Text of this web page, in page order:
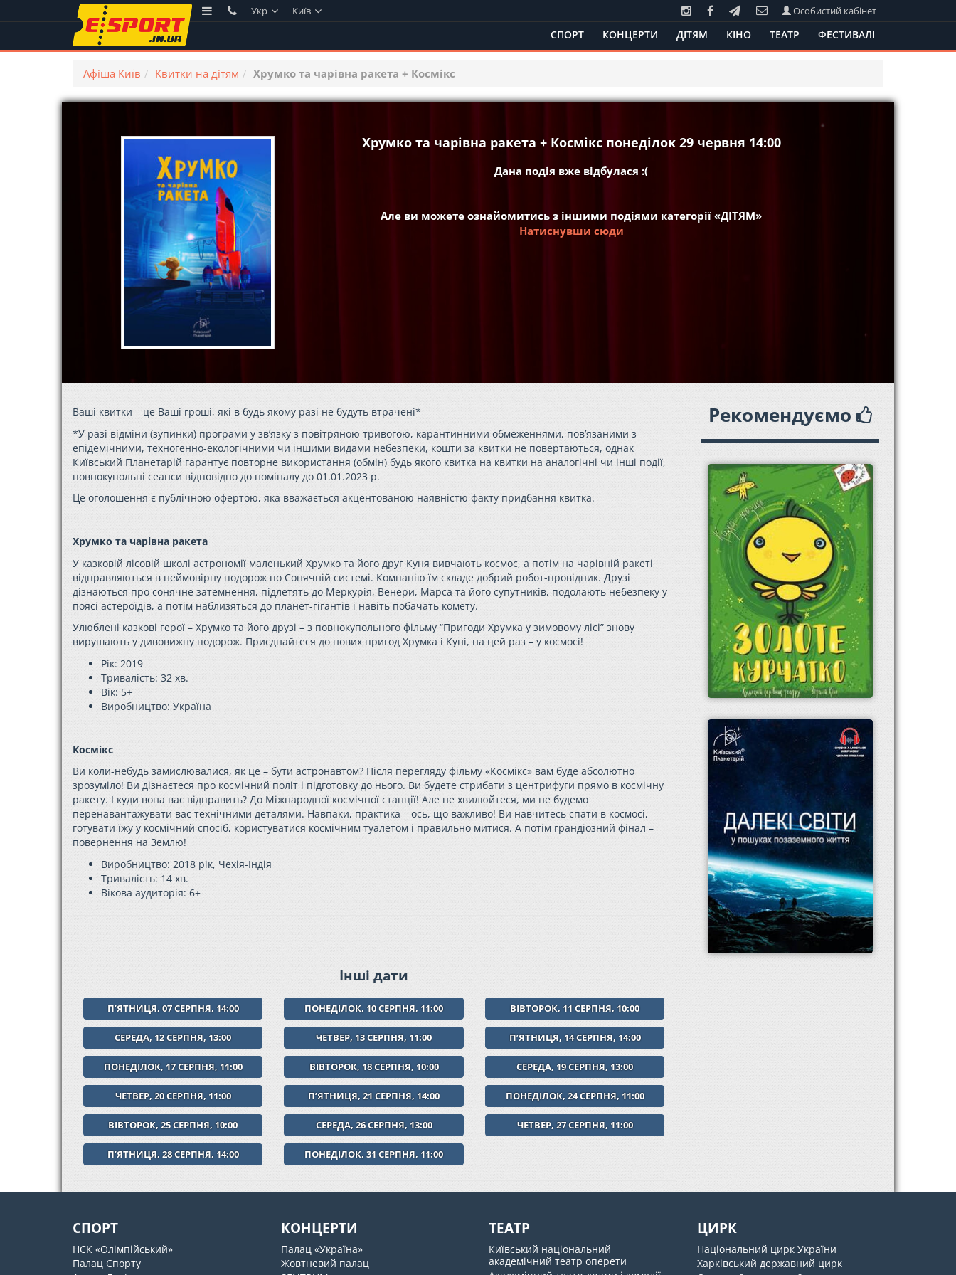
Укр Київ Особистий кабінет
СПОРТ КОНЦЕРТИ ДІТЯМ КІНО ТЕАТР ФЕСТИВАЛІ
Афіша Київ Квитки на дітям Хрумко та чарівна ракета + Космікс
Хрумко та чарівна ракета + Космікс понеділок 29 червня 14:00
Дана подія вже відбулася :(
Але ви можете ознайомитись з іншими подіями категорії «ДІТЯМ»
Натиснувши сюди
Ваші квитки – це Ваші гроші, які в будь якому разі не будуть втрачені*
*У разі відміни (зупинки) програми у зв’язку з повітряною тривогою, карантинними обмеженнями, пов’язаними з
епідемічними, техногенно-екологічними чи іншими видами небезпеки, кошти за квитки не повертаються, однак
Київський Планетарій гарантує повторне використання (обмін) будь якого квитка на квитки на аналогічні чи інші події,
повнокупольні сеанси відповідно до номіналу до 01.01.2023 р.
Це оголошення є публічною офертою, яка вважається акцентованою наявністю факту придбання квитка.
Хрумко та чарівна ракета
У казковій лісовій школі астрономії маленький Хрумко та його друг Куня вивчають космос, а потім на чарівній ракеті
відправляються в неймовірну подорож по Сонячній системі. Компанію їм складе добрий робот-провідник. Друзі
дізнаються про сонячне затемнення, підлетять до Меркурія, Венери, Марса та його супутників, подолають небезпеку у
поясі астероїдів, а потім наблизяться до планет-гігантів і навіть побачать комету.
Улюблені казкові герої – Хрумко та його друзі – з повнокупольного фільму “Пригоди Хрумка у зимовому лісі” знову
вирушають у дивовижну подорож. Приєднайтеся до нових пригод Хрумка і Куні, на цей раз – у космосі!
Рік: 2019
Тривалість: 32 хв.
Вік: 5+
Виробництво: Україна
Космікс
Ви коли-небудь замислювалися, як це – бути астронавтом? Після перегляду фільму «Космікс» вам буде абсолютно
зрозуміло! Ви дізнаєтеся про космічний політ і підготовку до нього. Ви будете стрибати з центрифуги прямо в космічну
ракету. І куди вона вас відправить? До Міжнародної космічної станції! Але не хвилюйтеся, ми не будемо
перенавантажувати вас технічними деталями. Навпаки, практика – ось, що важливо! Ви навчитесь спати в космосі,
готувати їжу у космічний спосіб, користуватися космічним туалетом і правильно митися. А потім грандіозний фінал –
повернення на Землю!
Виробництво: 2018 рік, Чехія-Індія
Тривалість: 14 хв.
Вікова аудиторія: 6+
Інші дати
ПʼЯТНИЦЯ, 07 СЕРПНЯ, 14:00 ПОНЕДІЛОК, 10 СЕРПНЯ, 11:00 ВІВТОРОК, 11 СЕРПНЯ, 10:00
СЕРЕДА, 12 СЕРПНЯ, 13:00 ЧЕТВЕР, 13 СЕРПНЯ, 11:00 ПʼЯТНИЦЯ, 14 СЕРПНЯ, 14:00
ПОНЕДІЛОК, 17 СЕРПНЯ, 11:00 ВІВТОРОК, 18 СЕРПНЯ, 10:00 СЕРЕДА, 19 СЕРПНЯ, 13:00
ЧЕТВЕР, 20 СЕРПНЯ, 11:00 ПʼЯТНИЦЯ, 21 СЕРПНЯ, 14:00 ПОНЕДІЛОК, 24 СЕРПНЯ, 11:00
ВІВТОРОК, 25 СЕРПНЯ, 10:00 СЕРЕДА, 26 СЕРПНЯ, 13:00 ЧЕТВЕР, 27 СЕРПНЯ, 11:00
ПʼЯТНИЦЯ, 28 СЕРПНЯ, 14:00 ПОНЕДІЛОК, 31 СЕРПНЯ, 11:00
Рекомендуємо
СПОРТ
НСК «Олімпійський»
Палац Спорту
КОНЦЕРТИ
Палац «Україна»
Жовтневий палац
ТЕАТР
Київський національний
академічний театр оперети
ЦИРК
Національний цирк України
Харківський державний цирк